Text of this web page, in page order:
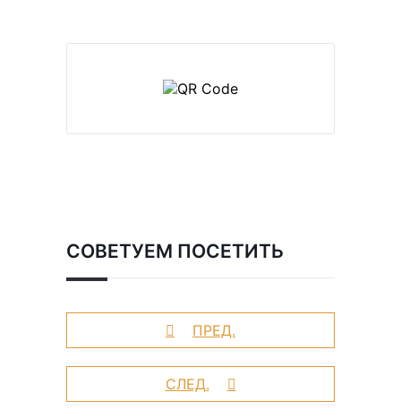
СОВЕТУЕМ ПОСЕТИТЬ
ПРЕД.
СЛЕД.